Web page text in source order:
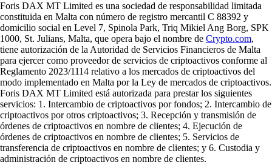
Foris DAX MT Limited es una sociedad de responsabilidad limitada
constituida en Malta con número de registro mercantil C 88392 y
domicilio social en Level 7, Spinola Park, Triq Mikiel Ang Borg, SPK
1000, St. Julians, Malta, que opera bajo el nombre de Crypto.com,
tiene autorización de la Autoridad de Servicios Financieros de Malta
para ejercer como proveedor de servicios de criptoactivos conforme al
Reglamento 2023/1114 relativo a los mercados de criptoactivos del
modo implementado en Malta por la Ley de mercados de criptoactivos.
Foris DAX MT Limited está autorizada para prestar los siguientes
servicios: 1. Intercambio de criptoactivos por fondos; 2. Intercambio de
criptoactivos por otros criptoactivos; 3. Recepción y transmisión de
órdenes de criptoactivos en nombre de clientes; 4. Ejecución de
órdenes de criptoactivos en nombre de clientes; 5. Servicios de
transferencia de criptoactivos en nombre de clientes; y 6. Custodia y
administración de criptoactivos en nombre de clientes.